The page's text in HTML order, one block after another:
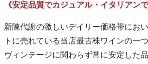
《安定品質でカジュアル・イタリアン
新陳代謝の激しいデイリー価格帯にお
トに売れている当店最古株ワインの一つ
ヴィンテージに関わらず常に安定した